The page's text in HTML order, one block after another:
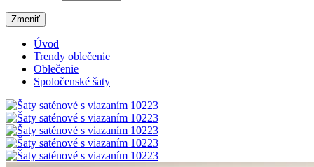
Zmeniť
Úvod
Trendy oblečenie
Oblečenie
Spoločenské šaty